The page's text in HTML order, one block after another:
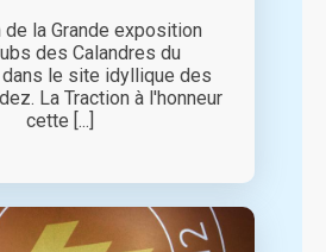
la Grande exposition
des Calandres du
le site idyllique des
La Traction à l'honneur
cette [...]